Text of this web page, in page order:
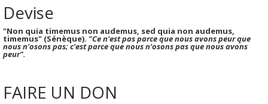
Devise
"Non quia timemus non audemus, sed quia non audemus,
timemus" (Sénèque). "Ce n'est pas parce que nous avons peur que
nous n'osons pas; c'est parce que nous n'osons pas que nous avons
peur".
FAIRE UN DON